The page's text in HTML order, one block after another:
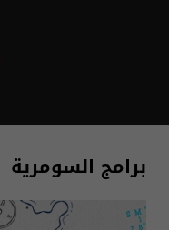
برامج السومرية